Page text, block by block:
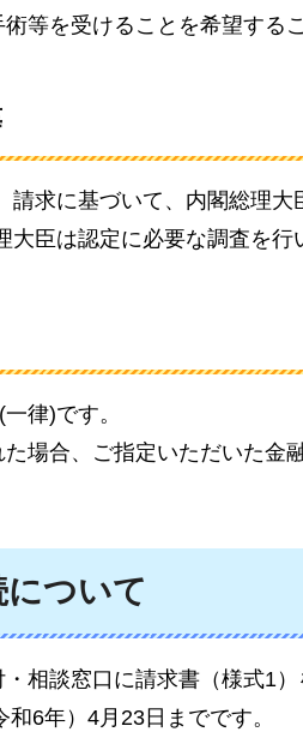
等を受けることを希望する
求に基づいて、内閣総理大
臣は認定に必要な調査を行
律)です。
場合、ご指定いただいた金
ついて
・相談窓口に請求書（様式1
6年）4月23日までです。